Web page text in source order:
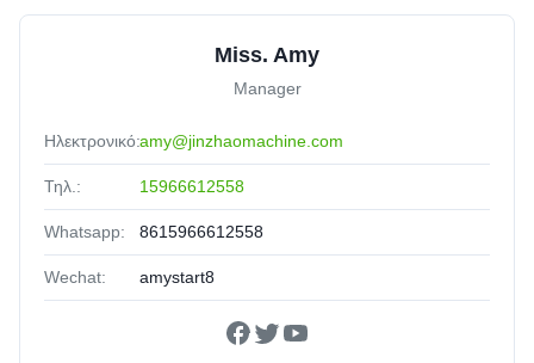
Miss. Amy
Manager
Ηλεκτρονικό:amy@jinzhaomachine.com
Τηλ.: 15966612558
Whatsapp: 8615966612558
Wechat: amystart8